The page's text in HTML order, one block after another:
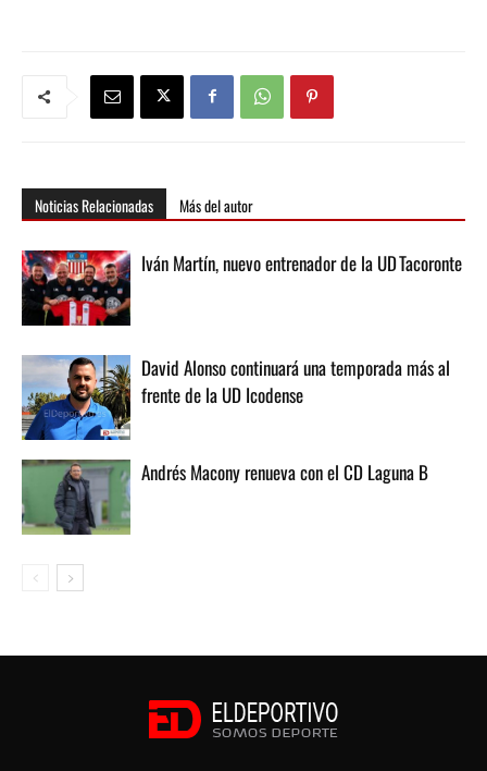
Noticias Relacionadas Más del autor
Iván Martín, nuevo entrenador de la UD Tacoronte
David Alonso continuará una temporada más al
frente de la UD Icodense
Andrés Macony renueva con el CD Laguna B